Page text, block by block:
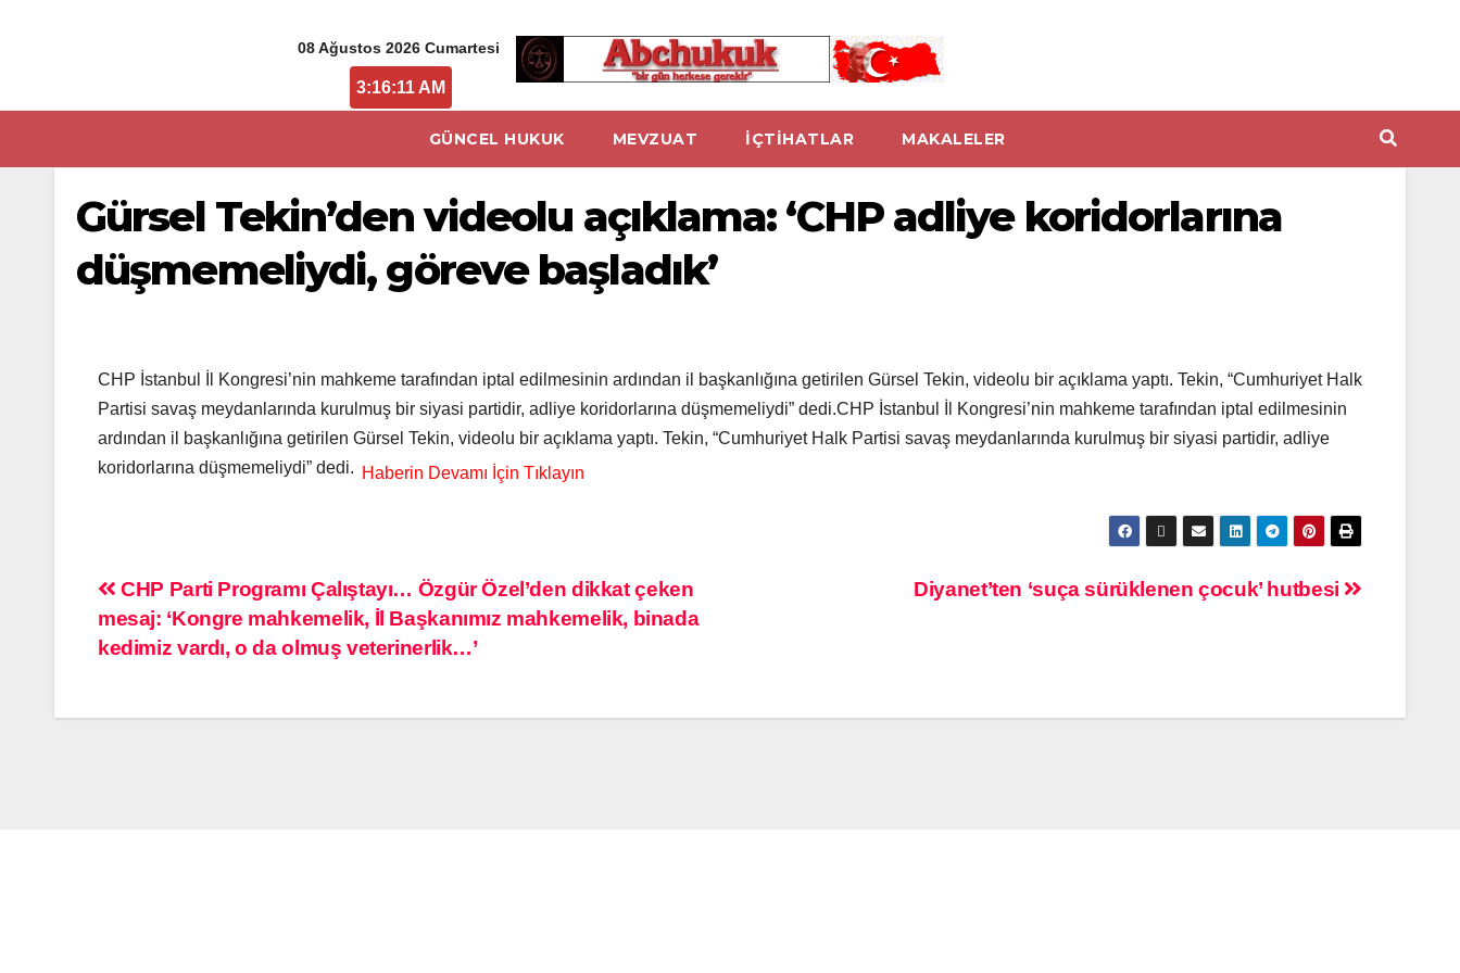
08 Ağustos 2026 Cumartesi
3:16:11 AM
GÜNCEL HUKUK MEVZUAT İÇTİHATLAR MAKALELER
Gürsel Tekin’den videolu açıklama: ‘CHP adliye koridorlarına
düşmemeliydi, göreve başladık’
CHP İstanbul İl Kongresi’nin mahkeme tarafından iptal edilmesinin ardından il başkanlığına getirilen Gürsel Tekin, videolu bir açıklama yaptı. Tekin, “Cumhuriyet Halk
Partisi savaş meydanlarında kurulmuş bir siyasi partidir, adliye koridorlarına düşmemeliydi” dedi.CHP İstanbul İl Kongresi’nin mahkeme tarafından iptal edilmesinin
ardından il başkanlığına getirilen Gürsel Tekin, videolu bir açıklama yaptı. Tekin, “Cumhuriyet Halk Partisi savaş meydanlarında kurulmuş bir siyasi partidir, adliye
koridorlarına düşmemeliydi” dedi.
Diyanet’ten ‘suça sürüklenen çocuk’ hutbesi
CHP Parti Programı Çalıştayı… Özgür Özel’den dikkat çeken
mesaj: ‘Kongre mahkemelik, İl Başkanımız mahkemelik, binada
kedimiz vardı, o da olmuş veterinerlik…’